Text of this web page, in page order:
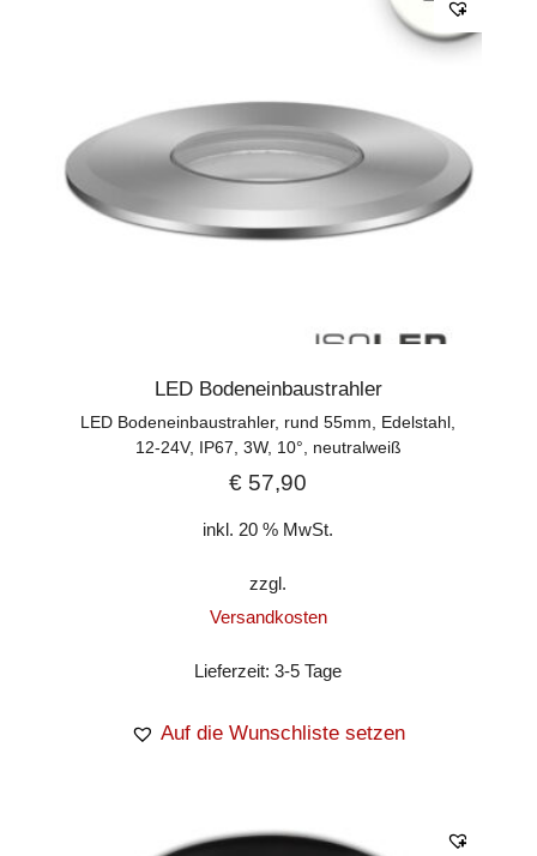
LED Bodeneinbaustrahler
LED Bodeneinbaustrahler, rund 55mm, Edelstahl,
12-24V, IP67, 3W, 10°, neutralweiß
€ 57,90
inkl. 20 % MwSt.
zzgl.
Versandkosten
Lieferzeit:3-5 Tage
Auf die Wunschliste setzen